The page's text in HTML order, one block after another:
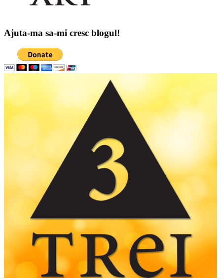
Ajuta-ma sa-mi cresc blogul!